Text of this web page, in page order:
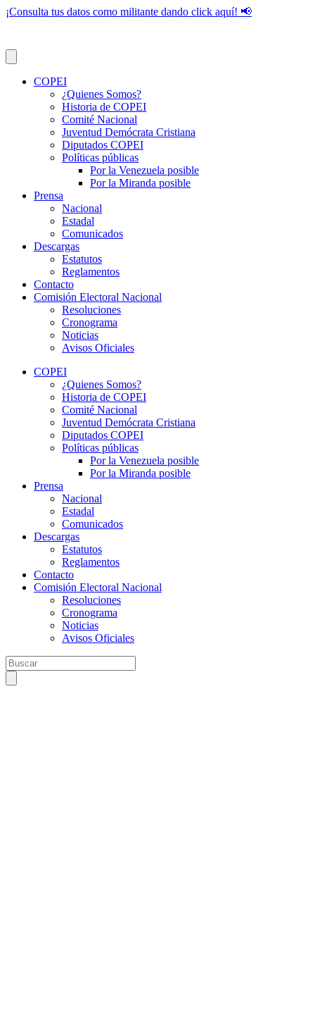
¡Consulta tus datos como militante dando click aquí! 📢
COPEI
¿Quienes Somos?
Historia de COPEI
Comité Nacional
Juventud Demócrata Cristiana
Diputados COPEI
Políticas públicas
Por la Venezuela posible
Por la Miranda posible
Prensa
Nacional
Estadal
Comunicados
Descargas
Estatutos
Reglamentos
Contacto
Comisión Electoral Nacional
Resoluciones
Cronograma
Noticias
Avisos Oficiales
COPEI
¿Quienes Somos?
Historia de COPEI
Comité Nacional
Juventud Demócrata Cristiana
Diputados COPEI
Políticas públicas
Por la Venezuela posible
Por la Miranda posible
Prensa
Nacional
Estadal
Comunicados
Descargas
Estatutos
Reglamentos
Contacto
Comisión Electoral Nacional
Resoluciones
Cronograma
Noticias
Avisos Oficiales